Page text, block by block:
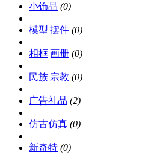
小饰品 (0)
模型|摆件 (0)
相框|画册 (0)
民族|宗教 (0)
广告礼品 (2)
仿古仿真 (0)
新奇特 (0)